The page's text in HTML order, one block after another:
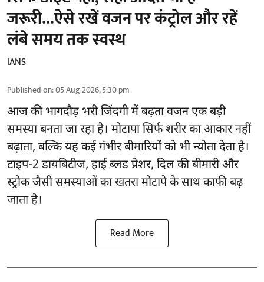
जरूरी...ऐसे रखें वजन पर कंट्रोल और रहें
लंबे समय तक स्वस्थ
IANS
Published on:05 Aug 2026, 5:30 pm
आज की भागदौड़ भरी जिंदगी में बढ़ता वजन एक बड़ी
समस्या बनता जा रहा है। मोटापा सिर्फ शरीर का आकार नहीं
बढ़ाता, बल्कि यह कई गंभीर बीमारियों को भी न्योता देता है।
टाइप-2 डायबिटीज, हाई ब्लड प्रेशर, दिल की बीमारी और
स्ट्रोक जैसी समस्याओं का खतरा मोटापे के साथ काफी बढ़
जाता है।
Read More